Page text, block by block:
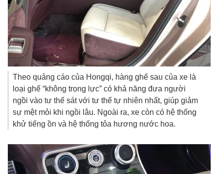
Theo quảng cáo của Hongqi, hàng ghế sau của xe là
loại ghế “không trọng lực” có khả năng đưa người
ngồi vào tư thế sát với tư thế tự nhiên nhất, giúp giảm
sự mệt mỏi khi ngồi lâu. Ngoài ra, xe còn có hệ thống
khử tiếng ồn và hệ thống tỏa hương nước hoa.